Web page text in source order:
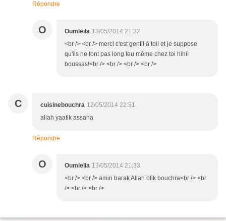
Répondre
O Oumleïla 13/05/2014 21:32
<br /> <br /> merci c'est gentil à toi! et je suppose
qu'ils ne font pas long feu même chez toi hihi!
boussas!<br /> <br /> <br /> <br />
C cuisinebouchra 12/05/2014 22:51
allah yaatik assaha
Répondre
O Oumleïla 13/05/2014 21:33
<br /> <br /> amin barak Allah ofik bouchra<br /> <br
/> <br /> <br />